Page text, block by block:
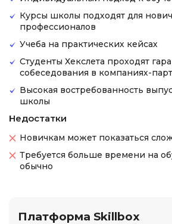
Курсы школы подходят для
профессионалов
Учеба на практических кейсах
Студенты Хекслета проходят
собеседования в компаниях-
Высокая востребованность
школы
Недостатки
Новичкам может показаться
Требуется больше времени на
обычно
Платформа Skillbox